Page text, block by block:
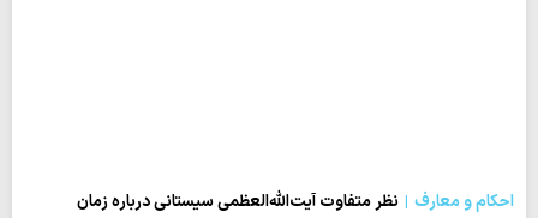
احکام و معارف
نظر متفاوت آیت‌الله‌العظمی سیستانی درباره زمان